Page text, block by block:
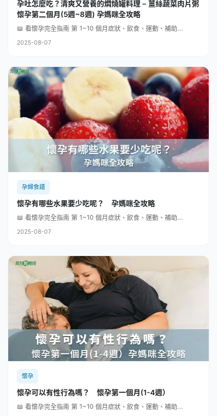
孕吐怎麼吃？清爽又營養的燜燒罐料理 – 薑絲蔬菜肉片粥
懷孕第二個月(5週~8週) 孕媽咪全攻略
📖 看懷孕完全指南 第 1~10 個月症狀、飲食、運動、補助...
2025-08-07
孕婦食譜
懷孕有哪些水果要少吃呢？ 孕媽咪全攻略
📖 看懷孕完全指南 第 1~10 個月症狀、飲食、運動、補助...
2025-08-07
懷孕
懷孕可以有性行為嗎？ 懷孕第一個月(1-4週）
📖 看懷孕完全指南 第 1~10 個月症狀、飲食、運動、補助...